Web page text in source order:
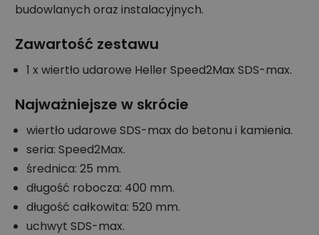
budowlanych oraz instalacyjnych.
Zawartość zestawu
1 x wiertło udarowe Heller Speed2Max SDS-max.
Najważniejsze w skrócie
wiertło udarowe SDS-max do betonu i kamienia.
seria: Speed2Max.
średnica: 25 mm.
długość robocza: 400 mm.
długość całkowita: 520 mm.
uchwyt SDS-max.